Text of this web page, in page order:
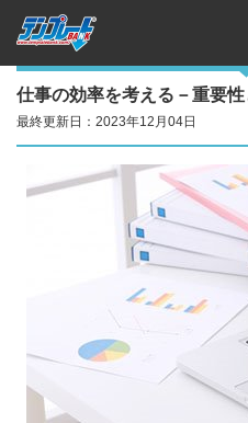
仕事の効率を考える－重要
最終更新日：2023年12月04日